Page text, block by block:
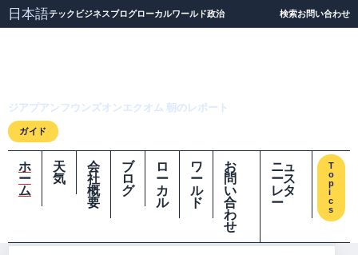
日本語テック ビジネスブログローカルワールド政治 検索お問い合わせ
ジアプアンフウンズオンエクオム 朝のレポート
ガイド
ホ
ー
ム
天
気
会
社
概
要
ブ
ロ
グ
ロ
ー
カ
ル
ワ
ー
ル
ド
お
問
い
合
わ
せ
ニュ
ース
レタ
ー
T
o
p
i
c
s